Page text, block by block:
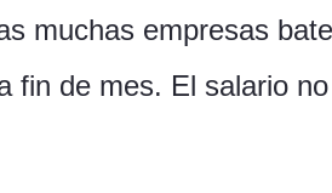
muchas empresas
fin de mes. El salario